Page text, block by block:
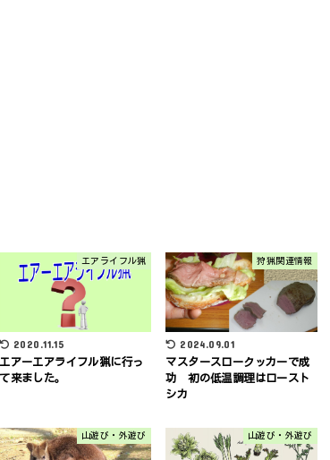
エアライフル猟
2020.11.15
エアーエアライフル猟に行っ
て来ました。
狩猟関連情報
2024.09.01
マスタースロークッカーで成
功 初の低温調理はロースト
シカ
山遊び・外遊び 山遊び・外遊び